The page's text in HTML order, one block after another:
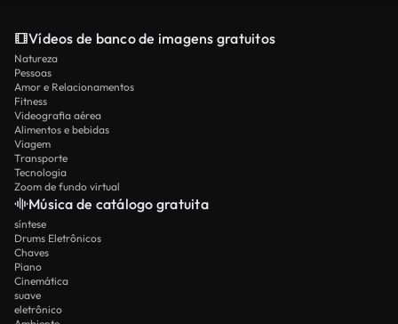
Vídeos de banco de imagens gratuitos
Natureza
Pessoas
Amor e Relacionamentos
Fitness
Videografia aérea
Alimentos e bebidas
Viagem
Transporte
Tecnologia
Zoom de fundo virtual
Música de catálogo gratuita
síntese
Drums Eletrônicos
Chaves
Piano
Cinemática
suave
eletrônico